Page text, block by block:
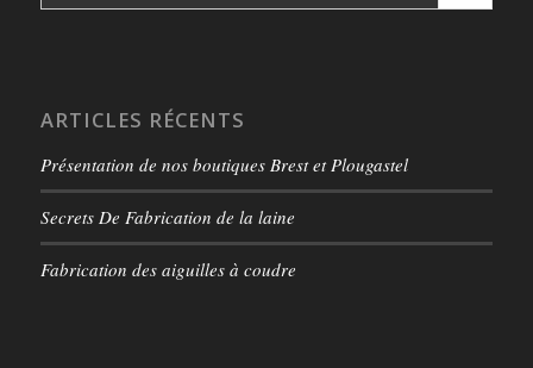
ARTICLES RÉCENTS
Présentation de nos boutiques Brest et Plougastel
Secrets De Fabrication de la laine
Fabrication des aiguilles à coudre